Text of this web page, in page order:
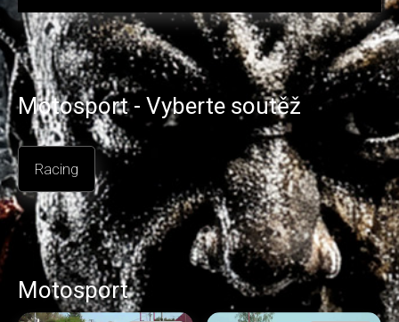
Motosport - Vyberte soutěž
Racing
Motosport